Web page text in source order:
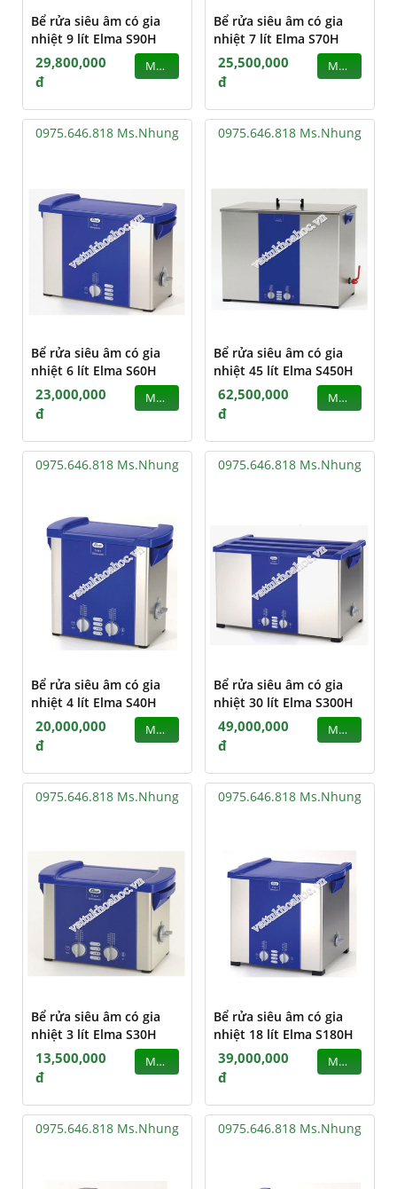
Bể rửa siêu âm có gia
nhiệt 9 lít Elma S90H
29,800,000
đ
MUA
Bể rửa siêu âm có gia
nhiệt 7 lít Elma S70H
25,500,000
đ
MUA
0975.646.818 Ms.Nhung
Bể rửa siêu âm có gia
nhiệt 6 lít Elma S60H
23,000,000
đ
MUA
0975.646.818 Ms.Nhung
Bể rửa siêu âm có gia
nhiệt 45 lít Elma S450H
62,500,000
đ
MUA
0975.646.818 Ms.Nhung
Bể rửa siêu âm có gia
nhiệt 4 lít Elma S40H
20,000,000
đ
MUA
0975.646.818 Ms.Nhung
Bể rửa siêu âm có gia
nhiệt 30 lít Elma S300H
49,000,000
đ
MUA
0975.646.818 Ms.Nhung
Bể rửa siêu âm có gia
nhiệt 3 lít Elma S30H
13,500,000
đ
MUA
0975.646.818 Ms.Nhung
Bể rửa siêu âm có gia
nhiệt 18 lít Elma S180H
39,000,000
đ
MUA
0975.646.818 Ms.Nhung 0975.646.818 Ms.Nhung